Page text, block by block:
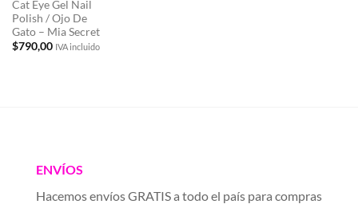
Cat Eye Gel Nail
Polish / Ojo De
Gato – Mia Secret
$790,00 IVA incluido
ENVÍOS
Hacemos envíos GRATIS a todo el país para compras